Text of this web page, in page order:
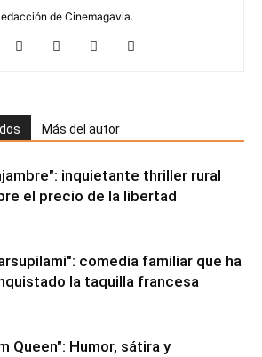
de Cinemagavia.
Más del autor
inquietante thriller rural
el precio de la libertad
comedia familiar que ha
la taquilla francesa
Queen": Humor, sátira y